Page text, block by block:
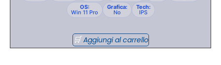
OS:
Win 11 Pro
Grafica:
No
Tech:
IPS
Aggiungi al carrello